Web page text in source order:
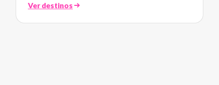
Ver destinos